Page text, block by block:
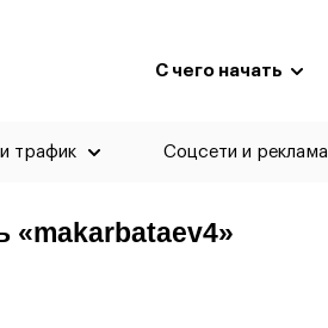
С чего начать
трафик Соцсети и реклама
«makarbataev4»